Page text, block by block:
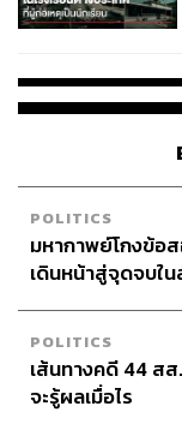
POLITICS
มหากาพย์โกงข้อ
เดินหน้าสู่จุดจบใ
POLITICS
เส้นทางคดี 44 ส
จะรู้ผลเมื่อไร